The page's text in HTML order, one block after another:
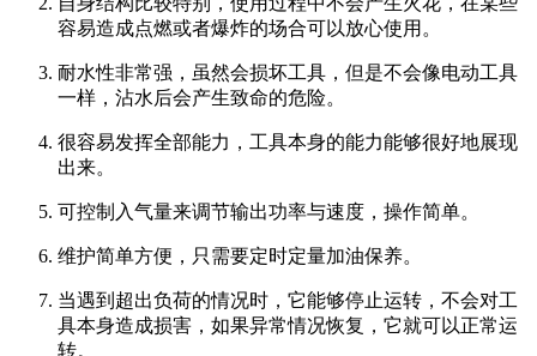
容易造成点燃或者爆炸的场合可以放心使用。
耐水性非常强，虽然会损坏工具，但是不会像电动工具
一样，沾水后会产生致命的危险。
很容易发挥全部能力，工具本身的能力能够很好地展现
出来。
可控制入气量来调节输出功率与速度，操作简单。
维护简单方便，只需要定时定量加油保养。
当遇到超出负荷的情况时，它能够停止运转，不会对工
具本身造成损害，如果异常情况恢复，它就可以正常运
转。